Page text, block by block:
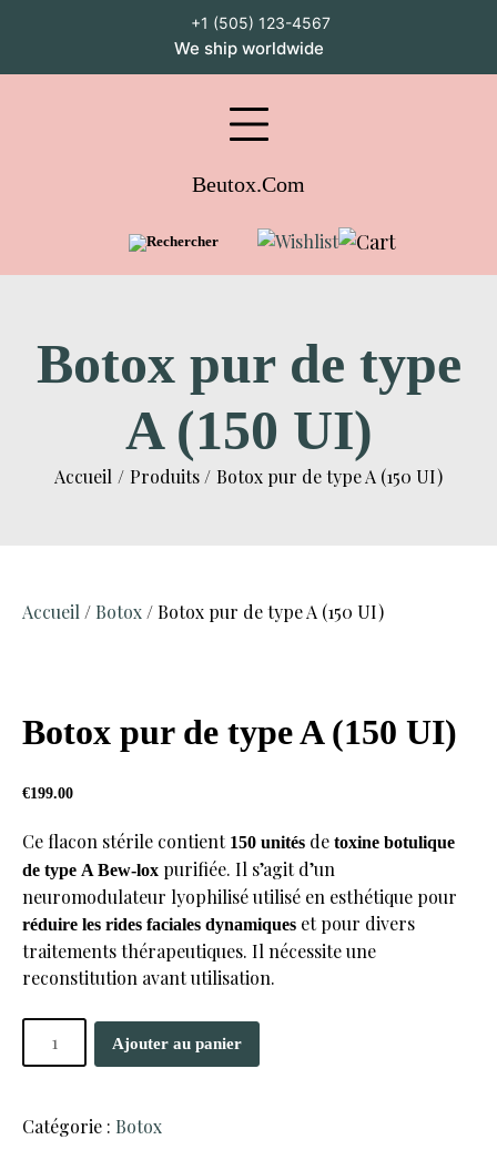
+1 (505) 123-4567
We ship worldwide
Facebook
Pinterest
Instagram
YouTube
Whatsapp
Beutox.com
Botox pur de type
A (150 UI)
Accueil Produits Botox pur de type A (150 UI)
Accueil / Botox / Botox pur de type A (150 UI)
Botox pur de type A (150 UI)
€199.00
Ce flacon stérile contient 150 unités de toxine botulique
de type A Bew-lox purifiée. Il s’agit d’un
neuromodulateur lyophilisé utilisé en esthétique pour
réduire les rides faciales dynamiques et pour divers
traitements thérapeutiques. Il nécessite une
reconstitution avant utilisation.
de
Ajouter au panier
Catégorie : Botox